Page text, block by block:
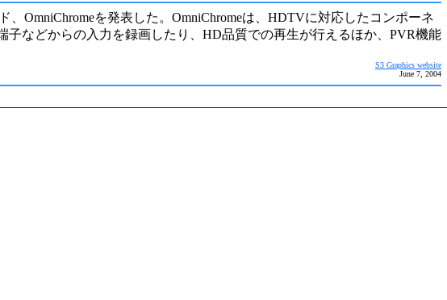
、OmniChromeを発表した。OmniChromeは、HDTVに対応したコンポーネ
などからの入力を録画したり、HD品質での再生が行えるほか、PVR機能
S3 Graphics website
June 7, 2004